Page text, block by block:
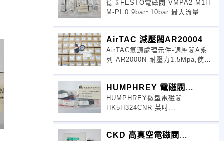
M1H-M-PI
德國FESTO電磁閥 VMPA2-M1H-
M-PI 0.9bar~10bar 最大流量
AirTAC 減壓閥AR20004
AirTAC氣源處理元件-調壓閥A系
列 AR2000N 耐壓力1.5Mpa,使用
HUMPHREY 電磁閥
HK5H324CNR
HUMPHREY微型電磁閥
HK5H324CNR 英吋
CKD 高真空電磁閥